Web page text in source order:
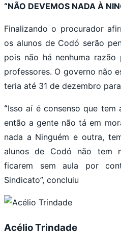
“NÃO DEVEMOS NADA À
Finalizando o procurador
os alunos de Codó serão
pois não há nenhuma
professores. O governo não
teria até 31 de dezembro
“Isso aí é consenso que
então a gente não tá em
nada a Ninguém e outra,
alunos de Codó não tem
ficarem sem aula por
Sindicato”, concluiu
Acélio Trindade